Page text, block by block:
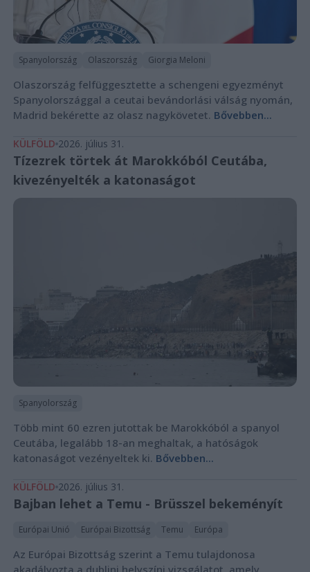
Spanyolország Olaszország Giorgia Meloni
Olaszország felfüggesztette a schengeni egyezményt
Spanyolországgal a ceutai bevándorlási válság nyomán,
Madrid bekérette az olasz nagykövetet. Bővebben...
KÜLFÖLD 2026. július 31.
Tízezrek törtek át Marokkóból Ceutába,
kivezényelték a katonaságot
Spanyolország
Több mint 60 ezren jutottak be Marokkóból a spanyol
Ceutába, legalább 18-an meghaltak, a hatóságok
katonaságot vezényeltek ki. Bővebben...
KÜLFÖLD 2026. július 31.
Bajban lehet a Temu - Brüsszel bekeményít
Európai Unió Európai Bizottság Temu Európa
Az Európai Bizottság szerint a Temu tulajdonosa